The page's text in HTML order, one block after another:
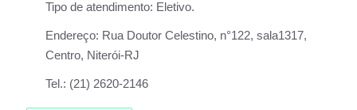
Tipo de atendimento: Eletivo.
Endereço: Rua Doutor Celestino, n°122, sala1317,
Centro, Niterói-RJ
Tel.: (21) 2620-2146